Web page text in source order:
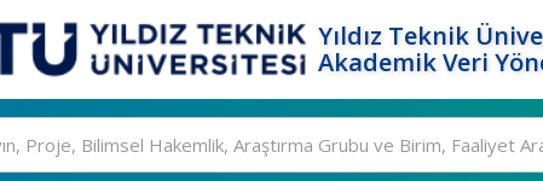
Yıldız Teknik
Akademik Veri